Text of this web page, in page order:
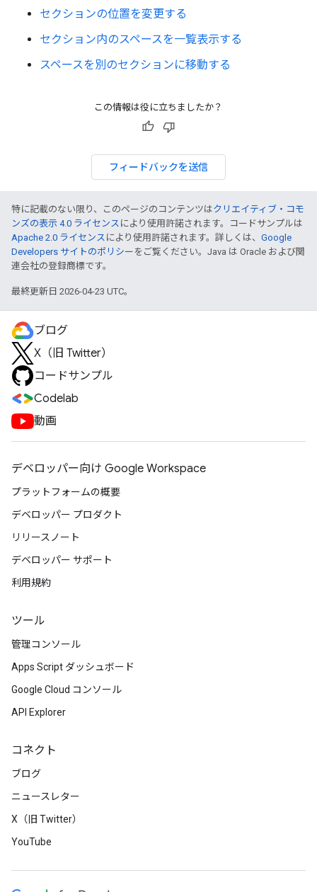
セクションの位置を変更する
セクション内のスペースを一覧表示する
スペースを別のセクションに移動する
この情報は役に立ちましたか？
フィードバックを送信
特に記載のない限り、このページのコンテンツはクリエイティブ・コモ
ンズの表示 4.0 ライセンス により使用許諾されます。コードサンプルは
Apache 2.0 ライセンス により使用許諾されます。詳しくは、 Google
Developers サイトのポリシー をご覧ください。Java は Oracle および関
連会社の登録商標です。
最終更新日 2026-04-23 UTC。
ブログ
X（旧 Twitter）
コードサンプル
Codelab
動画
デベロッパー向け Google Workspace
プラットフォームの概要
デベロッパー プロダクト
リリースノート
デベロッパー サポート
利用規約
ツール
管理コンソール
Apps Script ダッシュボード
Google Cloud コンソール
API Explorer
コネクト
ブログ
ニュースレター
X（旧 Twitter）
YouTube